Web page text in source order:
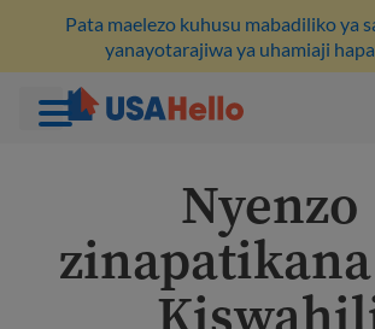
Pata maelezo kuhusu mabadiliko ya
yanayotarajiwa ya uhamiaji
Nyenzo